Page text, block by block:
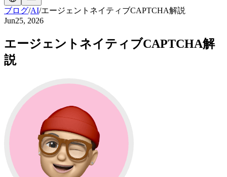
ブログ/AI/エージェントネイティブCAPTCHA解説
Jun25, 2026
エージェントネイティブCAPTCHA解
説